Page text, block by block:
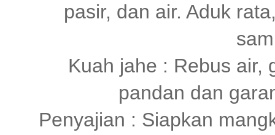
pasir, dan air. Aduk
Kuah jahe : Rebus air,
pandan dan
Penyajian : Siapkan